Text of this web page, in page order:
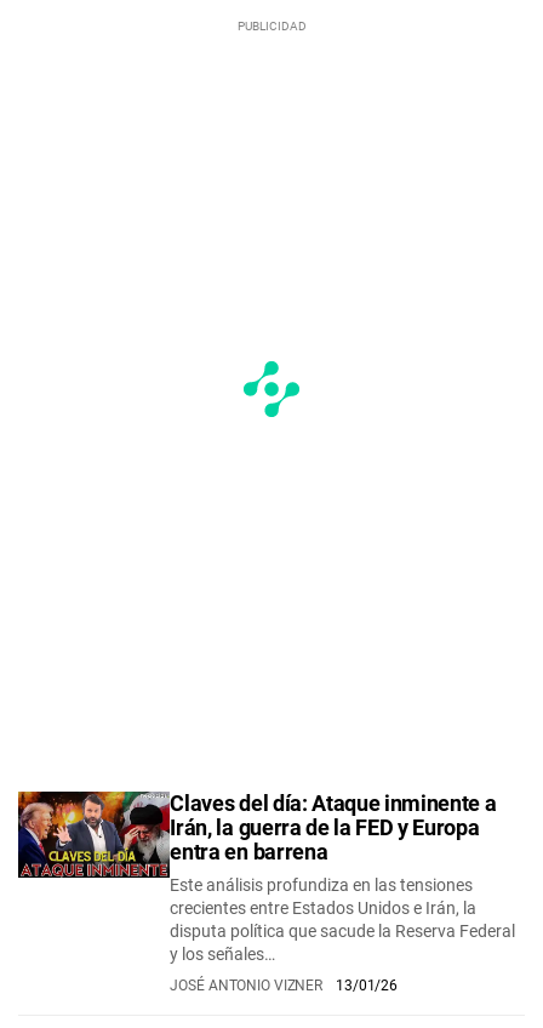
Claves del día: Ataque inminente a
Irán, la guerra de la FED y Europa
entra en barrena
Este análisis profundiza en las tensiones
crecientes entre Estados Unidos e Irán, la
disputa política que sacude la Reserva Federal
y los señales…
JOSÉ ANTONIO VIZNER 13/01/26